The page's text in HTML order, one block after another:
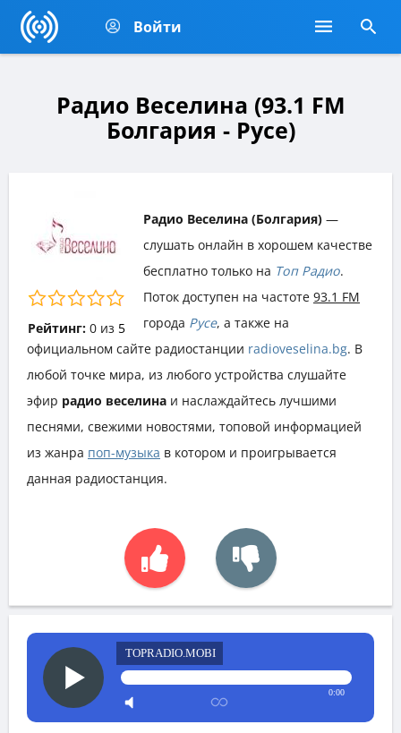
Войти
Радио Веселина (93.1 FM
Болгария - Русе)
Рейтинг: 0из 5
Радио Веселина (Болгария) —
слушать онлайн в хорошем качестве
бесплатно только на Топ Радио.
Поток доступен на частоте 93.1 FM
города Русе, а также на
официальном сайте радиостанции radioveselina.bg. В
любой точке мира, из любого устройства слушайте
эфир радио веселина и наслаждайтесь лучшими
песнями, свежими новостями, топовой информацией
из жанра поп-музыка в котором и проигрывается
данная радиостанция.
TOPRADIO.MOBI
0:00